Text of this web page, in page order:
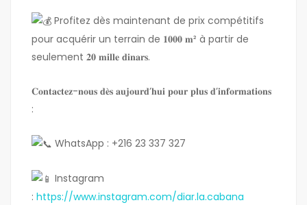
Profitez dès maintenant de prix compétitifs
pour acquérir un terrain de 𝟏𝟎𝟎𝟎 𝐦² à partir de
seulement 𝟐𝟎 𝐦𝐢𝐥𝐥𝐞 𝐝𝐢𝐧𝐚𝐫𝐬.
𝐂𝐨𝐧𝐭𝐚𝐜𝐭𝐞𝐳-𝐧𝐨𝐮𝐬 𝐝𝐞̀𝐬 𝐚𝐮𝐣𝐨𝐮𝐫𝐝’𝐡𝐮𝐢 𝐩𝐨𝐮𝐫 𝐩𝐥𝐮𝐬 𝐝’𝐢𝐧𝐟𝐨𝐫𝐦𝐚𝐭𝐢𝐨𝐧𝐬
:
WhatsApp : +216 23 337 327
Instagram
: https://www.instagram.com/diar.la.cabana